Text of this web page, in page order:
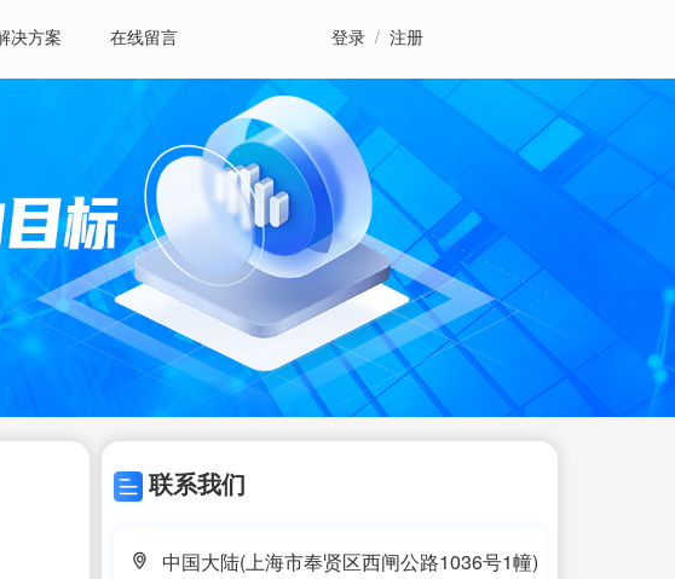
决方案 在线留言 登录 / 注册
联系我们
中国大陆(上海市奉贤区西闸公路1036号1幢)